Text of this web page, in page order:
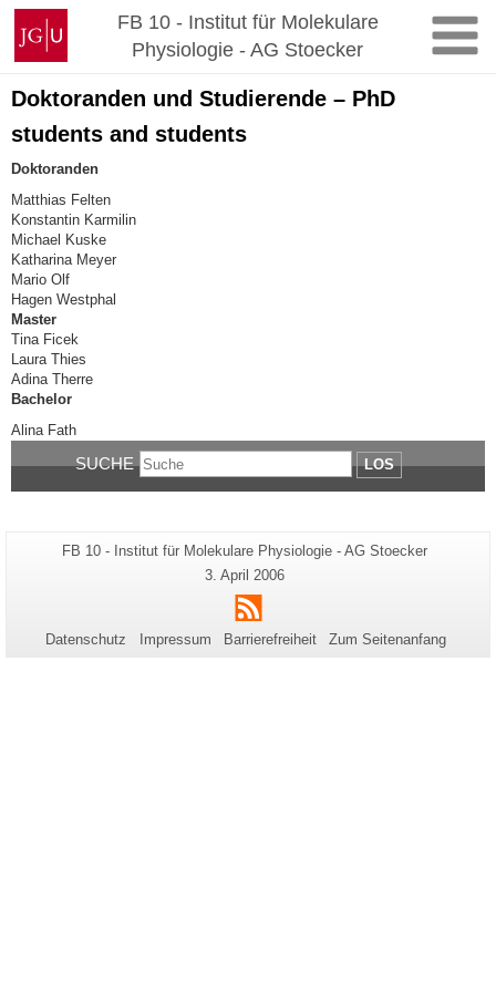
Zum
Inhalt
springen
Johannes
Gutenberg-
Universität
Mainz
FB 10 - Institut für Molekulare
Physiologie - AG Stoecker
Doktoranden und Studierende – PhD
students and students
Doktoranden
Matthias Felten
Konstantin Karmilin
Michael Kuske
Katharina Meyer
Mario Olf
Hagen Westphal
Master
Tina Ficek
Laura Thies
Adina Therre
Bachelor
Alina Fath
SUCHE LOS
Zusätzliche
Informationen
zu
dieser
Seite
Seiten-
FB 10 - Institut für Molekulare Physiologie - AG Stoecker
Letzte
Aktualisierung:
3. April 2006
RSS
Datenschutz Impressum Barrierefreiheit Zum Seitenanfang